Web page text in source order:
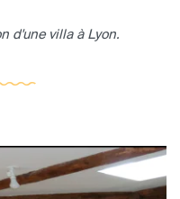
d'une villa à Lyon.